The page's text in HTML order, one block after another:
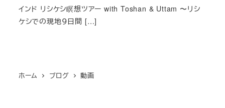
インド リシケシ瞑想ツアー with Toshan & Uttam 〜リシ
ケシでの現地９日間 […]
ホーム ブログ 動画